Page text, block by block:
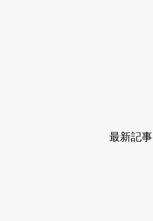
最新記事